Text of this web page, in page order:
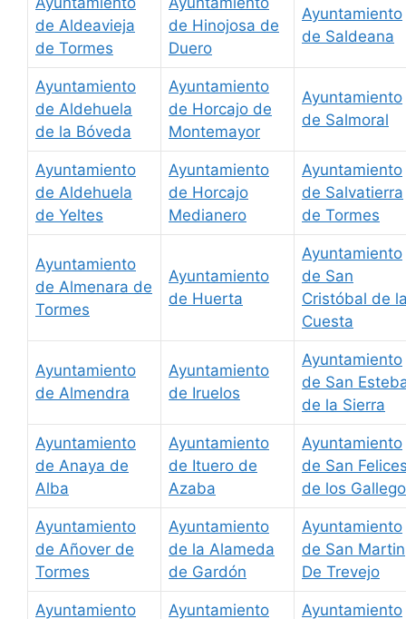
de Aldeavieja
de Tormes
de Hinojosa de
Duero
Ayuntamiento
de Saldeana
Ayuntamiento
de Aldehuela
de la Bóveda
Ayuntamiento
de Horcajo de
Montemayor
Ayuntamiento
de Salmoral
Ayuntamiento
de Aldehuela
de Yeltes
Ayuntamiento
de Horcajo
Medianero
Ayuntamiento
de Salvatierra
de Tormes
Ayuntamiento
de Almenara de
Tormes
Ayuntamiento
de Huerta
Ayuntamiento
de San
Cristóbal de
Cuesta
Ayuntamiento
de Almendra
Ayuntamiento
de Iruelos
Ayuntamiento
de San
de la Sierra
Ayuntamiento
de Anaya de
Alba
Ayuntamiento
de Ituero de
Azaba
Ayuntamiento
de San
de los
Ayuntamiento
de Añover de
Tormes
Ayuntamiento
de la Alameda
de Gardón
Ayuntamiento
de San Martin
De Trevejo
Ayuntamiento Ayuntamiento Ayuntamiento